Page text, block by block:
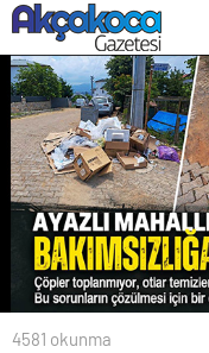
GÖRÜNTÜLER
4581 okunma